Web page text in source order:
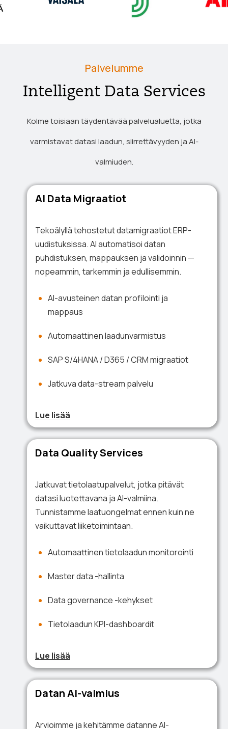
Palvelumme
Intelligent Data Services
Kolme toisiaan täydentävää palvelualuetta, jotka
varmistavat datasi laadun, siirrettävyyden ja AI-
valmiuden.
AI Data Migraatiot
Tekoälyllä tehostetut datamigraatiot ERP-
uudistuksissa. AI automatisoi datan
puhdistuksen, mappauksen ja validoinnin —
nopeammin, tarkemmin ja edullisemmin.
AI-avusteinen datan profilointi ja
mappaus
Automaattinen laadunvarmistus
SAP S/4HANA / D365 / CRM migraatiot
Jatkuva data-stream palvelu
Lue lisää
Data Quality Services
Jatkuvat tietolaatu­palvelut, jotka pitävät
datasi luotettavana ja AI-valmiina.
Tunnistamme laatuongelmat ennen kuin ne
vaikuttavat liiketoimintaan.
Automaattinen tietolaadun monitorointi
Master data -hallinta
Data governance -kehykset
Tietolaadun KPI-dashboardit
Lue lisää
Datan AI-valmius
Arvioimme ja kehitämme datanne AI-